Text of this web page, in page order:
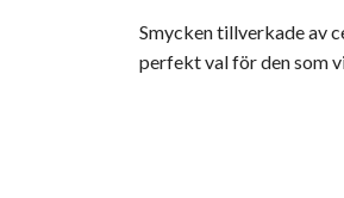
Smycken tillverkade av
perfekt val för den som